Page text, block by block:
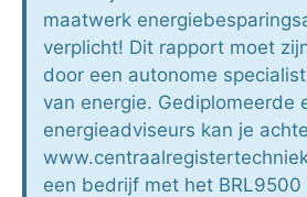
maatwerk
verplicht! Dit rapport moet
door een autonome
van energie. Gediplomeerde
energieadviseurs kan je
een bedrijf met het